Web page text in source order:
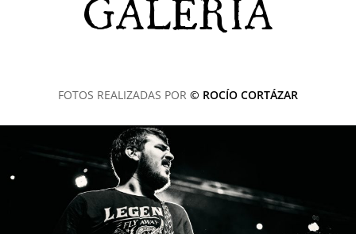
FOTOS REALIZADAS POR © ROCÍO CORTÁZAR